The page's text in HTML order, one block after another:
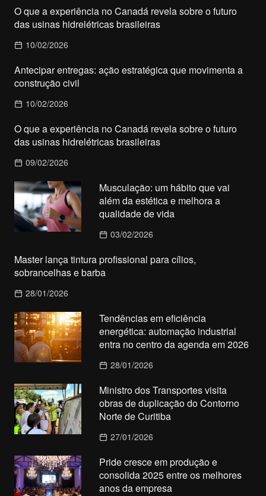
O que a experiência no Canadá revela sobre o futuro
das usinas hidrelétricas brasileiras
10/02/2026
Antecipar entregas: ação estratégica que movimenta a
construção civil
10/02/2026
O que a experiência no Canadá revela sobre o futuro
das usinas hidrelétricas brasileiras
09/02/2026
Musculação: um hábito que vai
além da estética e melhora a
qualidade de vida
03/02/2026
Master lança tintura profissional para cílios,
sobrancelhas e barba
28/01/2026
Tendências em eficiência
energética: automação industrial
entra no centro da agenda em 2026
28/01/2026
Ministro dos Transportes visita
obras de duplicação do Contorno
Norte de Curitiba
27/01/2026
Pride cresce em produção e
consolida 2025 entre os melhores
anos da empresa